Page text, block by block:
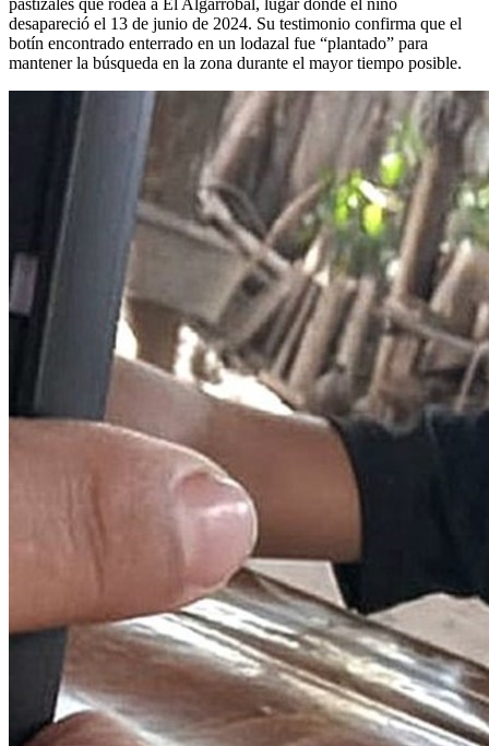
desapareció el 13 de junio de 2024. Su testimonio confirma que el
botín encontrado enterrado en un lodazal fue “plantado” para
mantener la búsqueda en la zona durante el mayor tiempo posible.